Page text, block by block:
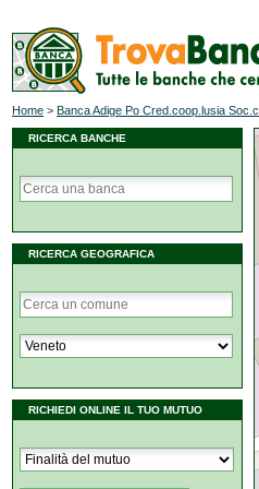
Home > Banca Adige Po Cred.coop.lusia Soc.c
RICERCA BANCHE
RICERCA GEOGRAFICA
RICHIEDI ONLINE IL TUO MUTUO